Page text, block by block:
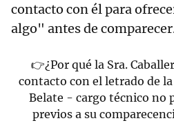
contacto con él para
algo" antes de
👉¿Por qué la Sra.
contacto con el letrado de
Belate - cargo técnico no
previos a su